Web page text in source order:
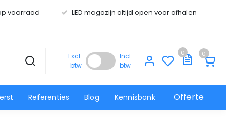
voorraad LED magazijn altijd open voor afhalen
Excl.
btw
Incl.
btw
0 0
Referenties Blog Kennisbank Offerte